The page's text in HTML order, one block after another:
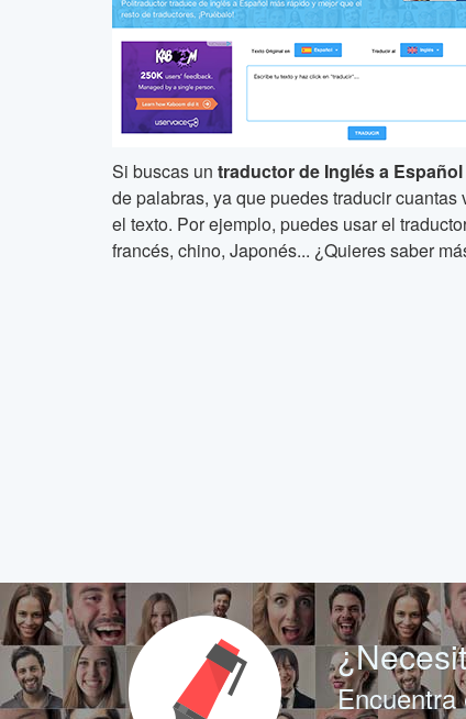
Si buscas un traductor de Inglés a Español
de palabras, ya que puedes traducir
el texto. Por ejemplo, puedes usar el
francés, chino, Japonés... ¿Quieres saber
Encuentra